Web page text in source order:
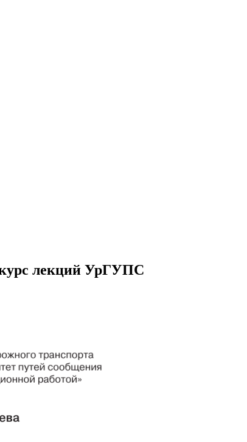
курс лекций УрГУПС